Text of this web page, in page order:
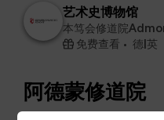
艺术史博物馆
本笃会修道院
免费查看
德|英
阿德蒙修道院